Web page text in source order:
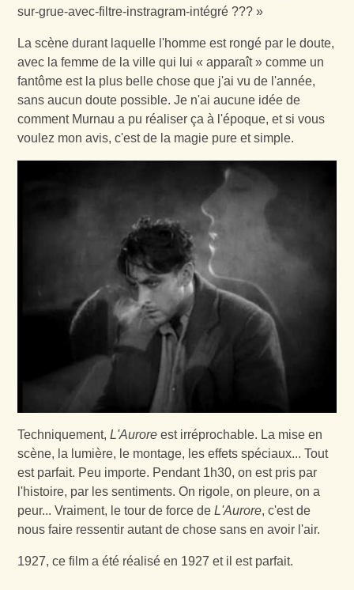
sur-grue-avec-filtre-instragram-intégré ??? »
La scène durant laquelle l'homme est rongé par le doute,
avec la femme de la ville qui lui « apparaît » comme un
fantôme est la plus belle chose que j'ai vu de l'année,
sans aucun doute possible. Je n'ai aucune idée de
comment Murnau a pu réaliser ça à l'époque, et si vous
voulez mon avis, c'est de la magie pure et simple.
Techniquement,L'Aurore est irréprochable. La mise en
scène, la lumière, le montage, les effets spéciaux... Tout
est parfait. Peu importe. Pendant 1h30, on est pris par
l'histoire, par les sentiments. On rigole, on pleure, on a
peur... Vraiment, le tour de force deL'Aurore, c'est de
nous faire ressentir autant de chose sans en avoir l'air.
1927, ce film a été réalisé en 1927 et il est parfait.